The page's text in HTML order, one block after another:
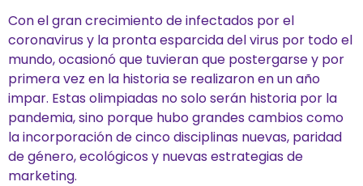
Con el gran crecimiento de infectados por el
coronavirus y la pronta esparcida del virus por todo el
mundo, ocasionó que tuvieran que postergarse y por
primera vez en la historia se realizaron en un año
impar. Estas olimpiadas no solo serán historia por la
pandemia, sino porque hubo grandes cambios como
la incorporación de cinco disciplinas nuevas, paridad
de género, ecológicos y nuevas estrategias de
marketing.